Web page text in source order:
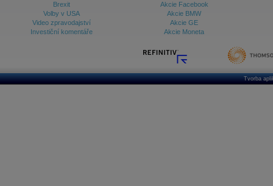
Brexit
Volby v USA
Video zpravodajství
Investiční komentáře
Akcie Facebook
Akcie BMW
Akcie GE
Akcie Moneta
Tvorba